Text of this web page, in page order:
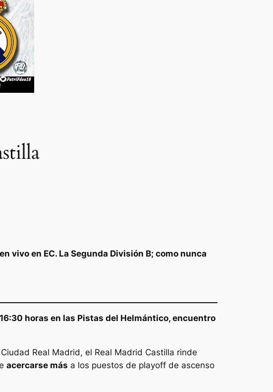
vivo en EC. La Segunda División B; como nunca
horas en las Pistas del Helmántico, encuentro
Real Madrid, el Real Madrid Castilla rinde
acercarse más a los puestos de playoff de ascenso